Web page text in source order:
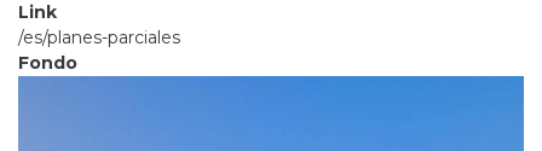
Link
/es/planes-parciales
Fondo